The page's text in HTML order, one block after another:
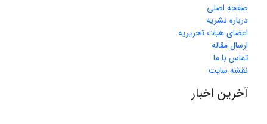
صفحه اصلی
درباره نشریه
اعضای هیات تحریریه
ارسال مقاله
تماس با ما
نقشه سایت
آخرین اخبار